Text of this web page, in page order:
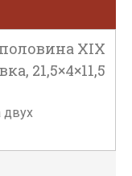
XIX
21,5×4×11,5
двух